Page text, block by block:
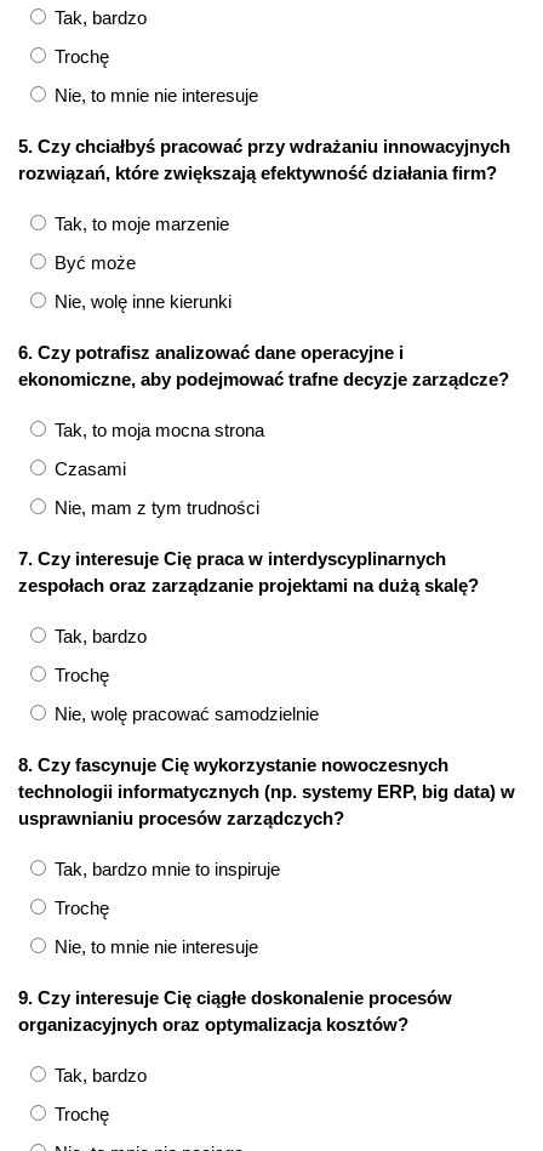
Tak, bardzo
Trochę
Nie, to mnie nie interesuje
5. Czy chciałbyś pracować przy wdrażaniu innowacyjnych
rozwiązań, które zwiększają efektywność działania firm?
Tak, to moje marzenie
Być może
Nie, wolę inne kierunki
6. Czy potrafisz analizować dane operacyjne i
ekonomiczne, aby podejmować trafne decyzje zarządcze?
Tak, to moja mocna strona
Czasami
Nie, mam z tym trudności
7. Czy interesuje Cię praca w interdyscyplinarnych
zespołach oraz zarządzanie projektami na dużą skalę?
Tak, bardzo
Trochę
Nie, wolę pracować samodzielnie
8. Czy fascynuje Cię wykorzystanie nowoczesnych
technologii informatycznych (np. systemy ERP, big data) w
usprawnianiu procesów zarządczych?
Tak, bardzo mnie to inspiruje
Trochę
Nie, to mnie nie interesuje
9. Czy interesuje Cię ciągłe doskonalenie procesów
organizacyjnych oraz optymalizacja kosztów?
Tak, bardzo
Trochę